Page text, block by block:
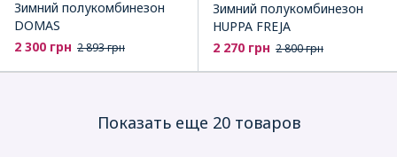
Зимний полукомбинезон
DOMAS
2 300 грн 2 893 грн
Зимний полукомбинезон
HUPPA FREJA
2 270 грн 2 800 грн
Показать еще 20 товаров